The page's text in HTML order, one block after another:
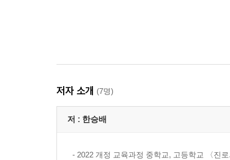
저자 소개 (7명)
저 : 한승배
- 2022 개정 교육과정 중학교, 고등학교 〈진